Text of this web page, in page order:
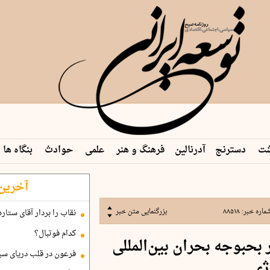
دسترنج آدرنالین فرهنگ و هنر علمی حوادث بنگاه ها
خبر:۸۸۵۱۸ بزرگنمایی متن خبر
بحران بین‌المللی
نقاب را بردار آقای
کدام فوتبال؟
فرعون در قلب دریای